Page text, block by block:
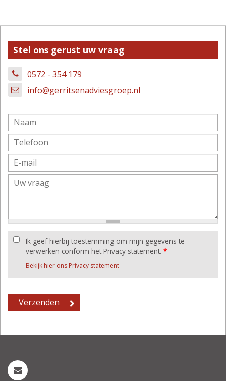
Stel ons gerust uw vraag
0572 - 354 179
info@gerritsenadviesgroep.nl
Ik geef hierbij toestemming om mijn gegevens te
verwerken conform het Privacy statement. *
Bekijk hier ons Privacy statement